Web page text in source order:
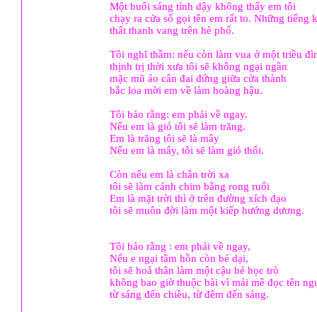
Một buổi sáng tỉnh dậy không thấy em tôi
chạy ra cửa sổ gọi tên em rất to. Những tiếng
thất thanh vang trên hè phố.
Tôi nghĩ thầm: nếu còn làm vua ở một triều
thịnh trị thời xưa tôi sẽ không ngại ngần
mặc mũ áo cân đai đứng giữa cửa thành
bắc loa mời em về làm hoàng hậu.
Tôi bảo rằng: em phải về ngay.
Nếu em là gió tôi sẽ làm trăng.
Em là trăng tôi sẽ là mây
Nếu em là mây, tôi sẽ làm gió thổi.
Còn nếu em là chân trời xa
tôi sẽ làm cánh chim bằng rong ruổi
Em là mặt trời thì ở trên đường xích đạo
tôi sẽ muôn đời làm một kiếp hướng dương.
Tôi bảo rằng : em phải về ngay,
Nếu e ngại tâm hồn còn bé dại,
tôi sẽ hoá thân làm một cậu bé học trò
không bao giờ thuộc bài vì mải mê đọc tên
từ sáng đến chiều, từ đêm đến sáng.